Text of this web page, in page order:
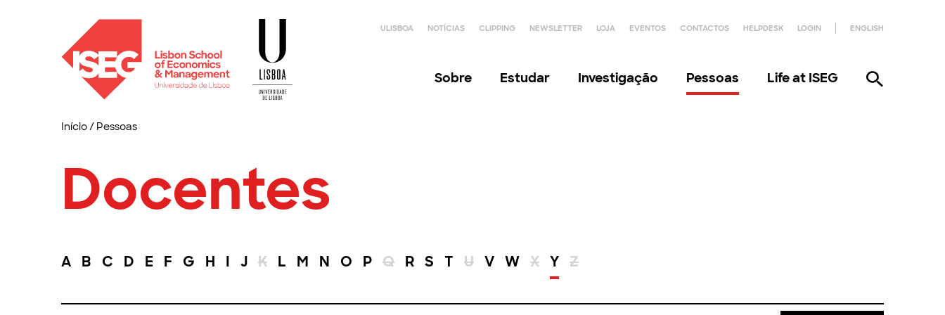
ULISBOA NOTÍCIAS CLIPPING NEWSLETTER LOJA EVENTOS CONTACTOS HELPDESK LOGIN ENGLISH
Sobre Estudar Investigação Pessoas Life at ISEG
Início/ Pessoas
Docentes
A B C D E F G H I J K L M N O P Q R S T U V W X Y Z